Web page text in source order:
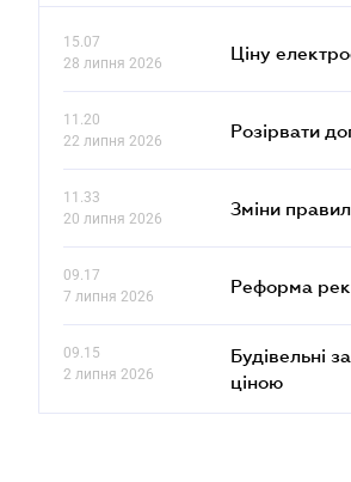
15.07
28 липня 2026
Ціну
11.20
22 липня 2026
Розірвати
11.33
20 липня 2026
Зміни правил
09.17
7 липня 2026
Реформа
09.15
2 липня 2026
Будівельні
ціною